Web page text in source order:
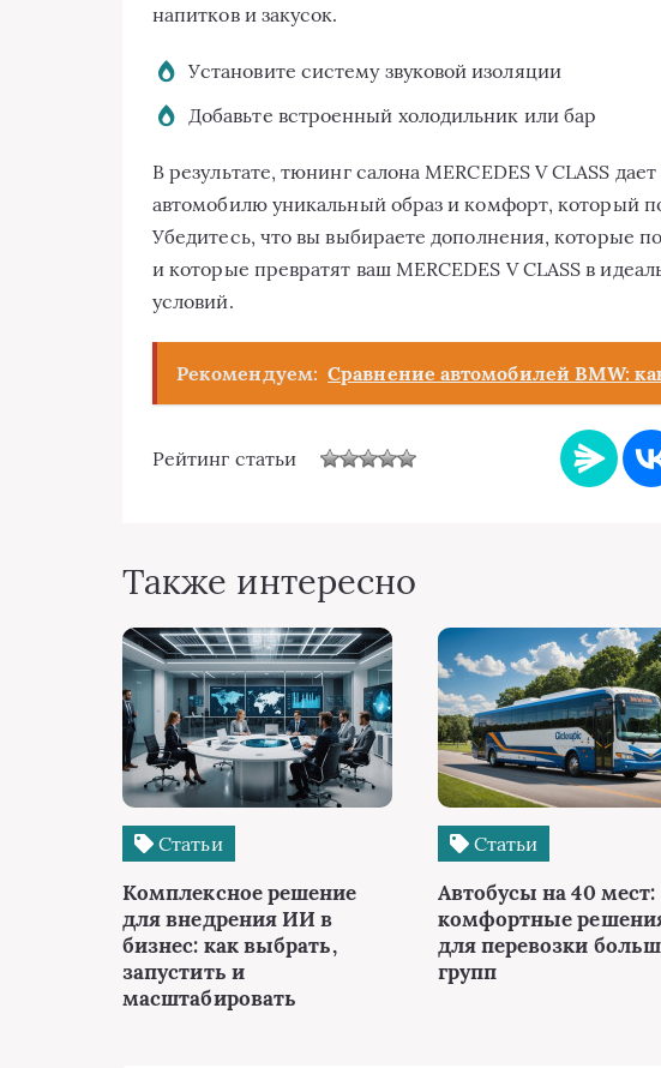
напитков и закусок.
Установите систему звуковой изоляции
Добавьте встроенный холодильник или бар
В результате, тюнинг салона MERCEDES V CLASS
автомобилю уникальный образ и комфорт, который
Убедитесь, что вы выбираете дополнения, которые
и которые превратят ваш MERCEDES V CLASS в
условий.
Рекомендуем: Сравнение автомобилей BMW:
Рейтинг статьи
Также интересно
Статьи
Комплексное решение
для внедрения ИИ в
бизнес: как выбрать,
запустить и
масштабировать
Статьи
Автобусы на 40 мест:
комфортные
для перевозки
групп